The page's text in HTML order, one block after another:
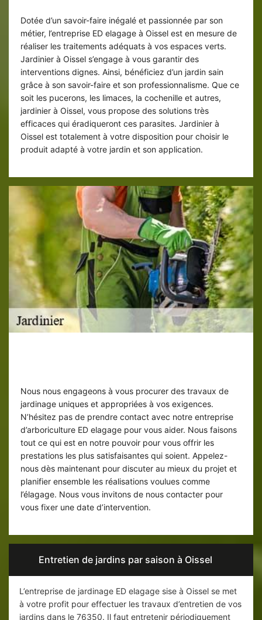
Dotée d’un savoir-faire inégalé et passionnée par son
métier, l’entreprise ED elagage à Oissel est en mesure de
réaliser les traitements adéquats à vos espaces verts.
Jardinier à Oissel s’engage à vous garantir des
interventions dignes. Ainsi, bénéficiez d’un jardin sain
grâce à son savoir-faire et son professionnalisme. Que ce
soit les pucerons, les limaces, la cochenille et autres,
jardinier à Oissel, vous propose des solutions très
efficaces qui éradiqueront ces parasites. Jardinier à
Oissel est totalement à votre disposition pour choisir le
produit adapté à votre jardin et son application.
Nous nous engageons à vous procurer des travaux de
jardinage uniques et appropriées à vos exigences.
N’hésitez pas de prendre contact avec notre entreprise
d’arboriculture ED elagage pour vous aider. Nous faisons
tout ce qui est en notre pouvoir pour vous offrir les
prestations les plus satisfaisantes qui soient. Appelez-
nous dès maintenant pour discuter au mieux du projet et
planifier ensemble les réalisations voulues comme
l’élagage. Nous vous invitons de nous contacter pour
vous fixer une date d’intervention.
Entretien de jardins par saison à Oissel
L’entreprise de jardinage ED elagage sise à Oissel se met
à votre profit pour effectuer les travaux d’entretien de vos
jardins dans le 76350. Il faut entretenir périodiquement